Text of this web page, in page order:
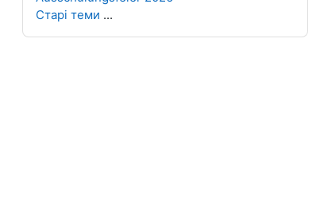
Старі теми ...